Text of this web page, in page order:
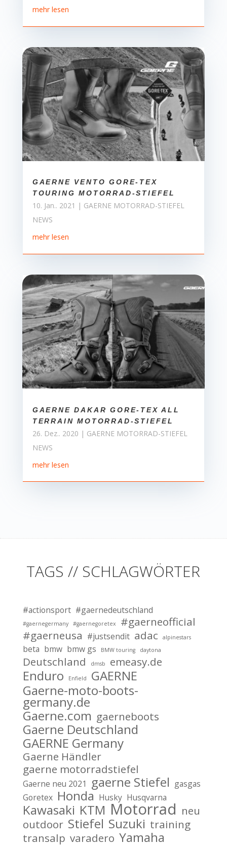
mehr lesen
GAERNE VENTO GORE-TEX
TOURING MOTORRAD-STIEFEL
10. Jan.. 2021 | GAERNE MOTORRAD-STIEFEL
NEWS
mehr lesen
GAERNE DAKAR GORE-TEX ALL
TERRAIN MOTORRAD-STIEFEL
26. Dez.. 2020 | GAERNE MOTORRAD-STIEFEL
NEWS
mehr lesen
TAGS // SCHLAGWÖRTER
#actionsport #gaernedeutschland
#gaernegermany #gaernegoretex
#gaerneofficial
#gaerneusa #justsendit adac alpinestars
beta bmw bmw gs BMW touring daytona
Deutschland dmsb emeasy.de
Enduro Enfield
GAERNE
Gaerne-moto-boots-
germany.de
Gaerne.com gaerneboots
Gaerne Deutschland
GAERNE Germany
Gaerne Händler
gaerne motorradstiefel
Gaerne neu 2021 gaerne Stiefel gasgas
Goretex Honda Husky Husqvarna
Kawasaki KTM Motorrad neu
outdoor Stiefel Suzuki training
transalp varadero Yamaha